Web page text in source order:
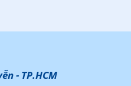
- TP.HCM